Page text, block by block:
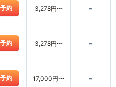
予約 3,278円〜 -
予約 3,278円〜 -
予約 17,000円〜 -